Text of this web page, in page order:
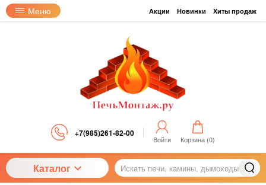
Меню Акции Новинки Хиты продаж
+7(985)261-82-00
Войти Корзина (0)
Каталог